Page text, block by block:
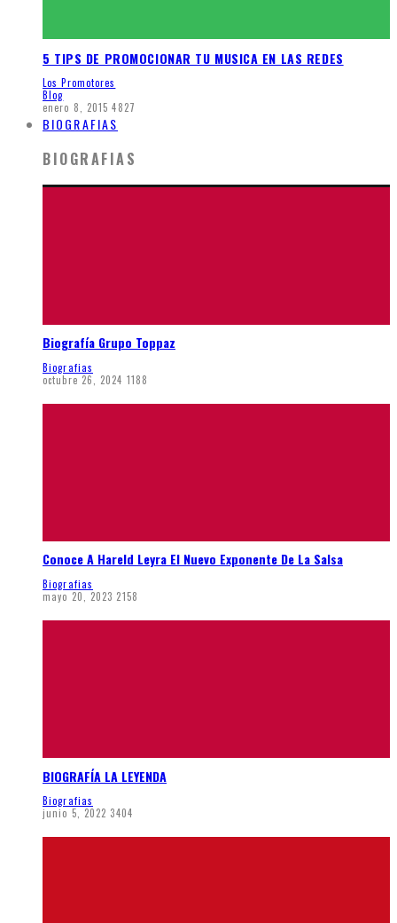
5 TIPS DE PROMOCIONAR TU MUSICA EN LAS REDES
Los Promotores
Blog
enero 8, 2015 4827
BIOGRAFIAS
BIOGRAFIAS
Biografía Grupo Toppaz
Biografias
octubre 26, 2024 1188
Conoce A Hareld Leyra El Nuevo Exponente De La Salsa
Biografias
mayo 20, 2023 2158
BIOGRAFÍA LA LEYENDA
Biografias
junio 5, 2022 3404